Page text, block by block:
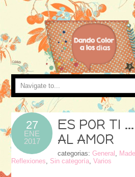
27
ENE
2017
ES POR TI
AL AMOR
categorias:General
Reflexiones
Sin categoría ,Varios